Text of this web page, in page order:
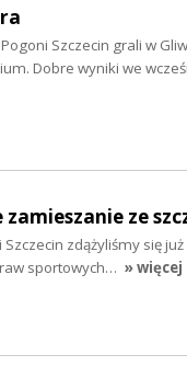
Szczecin grali w
Dobre wyniki we
zamieszanie ze
zdążyliśmy się
sportowych… » więcej